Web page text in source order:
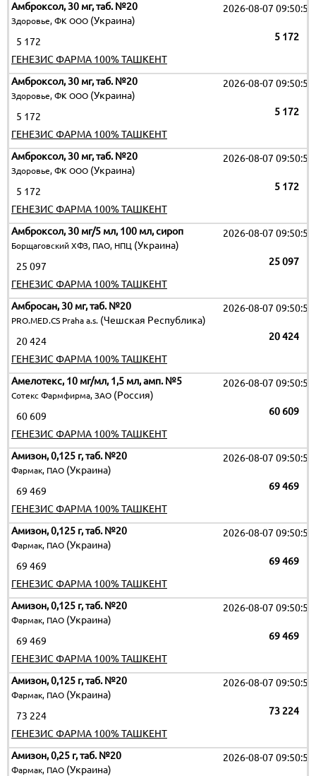
Амброксол, 30 мг, таб. №20
Здоровье, ФК ООО (Украина)
2026-08-07 09:50:51
5 172
5 172
ГЕНЕЗИС ФАРМА 100% ТАШКЕНТ
Амброксол, 30 мг, таб. №20
Здоровье, ФК ООО (Украина)
2026-08-07 09:50:51
5 172
5 172
ГЕНЕЗИС ФАРМА 100% ТАШКЕНТ
Амброксол, 30 мг, таб. №20
Здоровье, ФК ООО (Украина)
2026-08-07 09:50:51
5 172
5 172
ГЕНЕЗИС ФАРМА 100% ТАШКЕНТ
Амброксол, 30 мг/5 мл, 100 мл, сироп
Борщаговский ХФЗ, ПАО, НПЦ (Украина)
2026-08-07 09:50:51
25 097
25 097
ГЕНЕЗИС ФАРМА 100% ТАШКЕНТ
Амбросан, 30 мг, таб. №20
PRO.MED.CS Praha a.s. (Чешская Республика)
2026-08-07 09:50:51
20 424
20 424
ГЕНЕЗИС ФАРМА 100% ТАШКЕНТ
Амелотекс, 10 мг/мл, 1,5 мл, амп. №5
Сотекс Фармфирма, ЗАО (Россия)
2026-08-07 09:50:51
60 609
60 609
ГЕНЕЗИС ФАРМА 100% ТАШКЕНТ
Амизон, 0,125 г, таб. №20
Фармак, ПАО (Украина)
2026-08-07 09:50:51
69 469
69 469
ГЕНЕЗИС ФАРМА 100% ТАШКЕНТ
Амизон, 0,125 г, таб. №20
Фармак, ПАО (Украина)
2026-08-07 09:50:51
69 469
69 469
ГЕНЕЗИС ФАРМА 100% ТАШКЕНТ
Амизон, 0,125 г, таб. №20
Фармак, ПАО (Украина)
2026-08-07 09:50:51
69 469
69 469
ГЕНЕЗИС ФАРМА 100% ТАШКЕНТ
Амизон, 0,125 г, таб. №20
Фармак, ПАО (Украина)
2026-08-07 09:50:51
73 224
73 224
ГЕНЕЗИС ФАРМА 100% ТАШКЕНТ
Амизон, 0,25 г, таб. №20
Фармак, ПАО (Украина)
2026-08-07 09:50:51